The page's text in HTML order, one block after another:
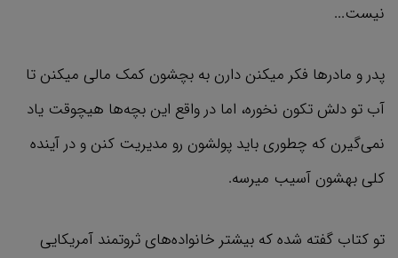
نیست...
پدر و مادرها فکر میکنن دارن به بچشون کمک مالی میکنن تا
آب تو دلش تکون نخوره، اما در واقع این بچه‌ها هیچوقت یاد
نمی‌گیرن که چطوری باید پولشون رو مدیریت کنن و در آینده
کلی بهشون آسیب میرسه.
تو کتاب گفته شده که بیشتر خانواده‌های ثروتمند آمریکایی